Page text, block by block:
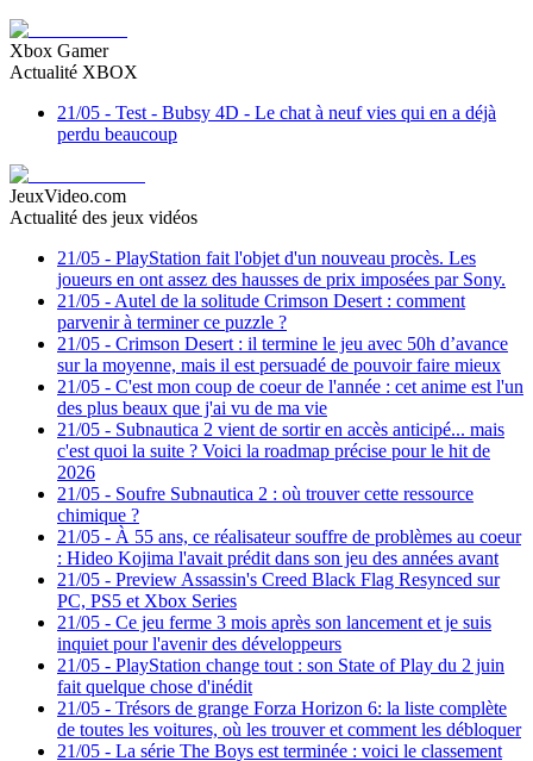
Xbox Gamer
Actualité XBOX
21/05 - Test - Bubsy 4D - Le chat à neuf vies qui en a déjà
perdu beaucoup
JeuxVideo.com
Actualité des jeux vidéos
21/05 - PlayStation fait l'objet d'un nouveau procès. Les
joueurs en ont assez des hausses de prix imposées par Sony.
21/05 - Autel de la solitude Crimson Desert : comment
parvenir à terminer ce puzzle ?
21/05 - Crimson Desert : il termine le jeu avec 50h d’avance
sur la moyenne, mais il est persuadé de pouvoir faire mieux
21/05 - C'est mon coup de coeur de l'année : cet anime est l'un
des plus beaux que j'ai vu de ma vie
21/05 - Subnautica 2 vient de sortir en accès anticipé... mais
c'est quoi la suite ? Voici la roadmap précise pour le hit de
2026
21/05 - Soufre Subnautica 2 : où trouver cette ressource
chimique ?
21/05 - À 55 ans, ce réalisateur souffre de problèmes au coeur
: Hideo Kojima l'avait prédit dans son jeu des années avant
21/05 - Preview Assassin's Creed Black Flag Resynced sur
PC, PS5 et Xbox Series
21/05 - Ce jeu ferme 3 mois après son lancement et je suis
inquiet pour l'avenir des développeurs
21/05 - PlayStation change tout : son State of Play du 2 juin
fait quelque chose d'inédit
21/05 - Trésors de grange Forza Horizon 6: la liste complète
de toutes les voitures, où les trouver et comment les débloquer
21/05 - La série The Boys est terminée : voici le classement